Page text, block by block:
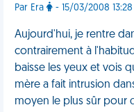
Par Era - 15/03/2008 13:28
Aujourd'hui, je rentre
contrairement à
baisse les yeux et vois
mère a fait intrusion
moyen le plus sûr pour